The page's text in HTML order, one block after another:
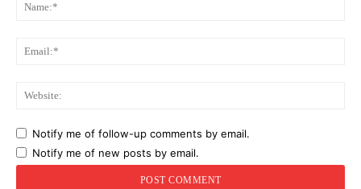
Notify me of follow-up comments by email.
Notify me of new posts by email.